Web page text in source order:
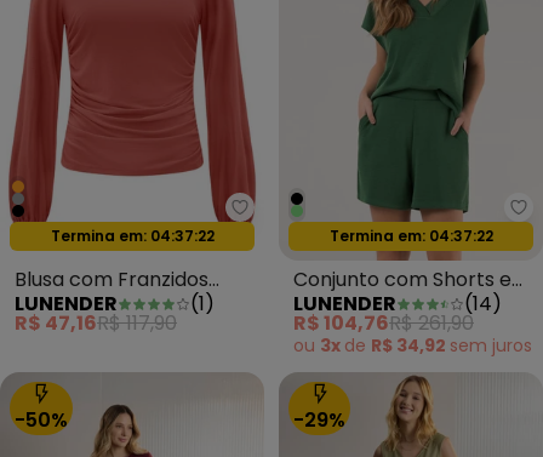
Lunender - Blusa com
Oferta relâmpago
Termina em: 04:37:20
Blusa com Franzidos
Crepe Laranja
LUNENDER (1)
R$ 47,16R$ 117,90
Oferta relâmpago
Termina em: 04:37:20
Conjunto com Shorts e
Blusa D Tricô Verde
LUNENDER (14)
R$ 104,76R$ 261,90
ou 3x de R$ 34,92 sem juros
-50% -29%